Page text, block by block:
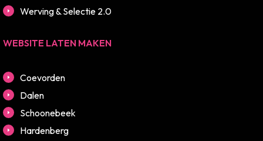
Werving & Selectie 2.0
WEBSITE LATEN MAKEN
Coevorden
Dalen
Schoonebeek
Hardenberg